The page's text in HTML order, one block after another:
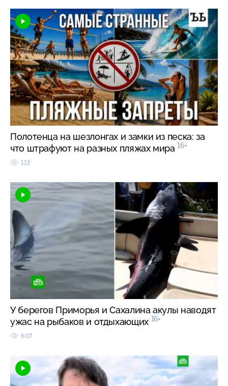
Полотенца на шезлонгах и замки из песка: за
что штрафуют на разных пляжах мира 16+
113
У берегов Приморья и Сахалина акулы наводят
ужас на рыбаков и отдыхающих 16+
607